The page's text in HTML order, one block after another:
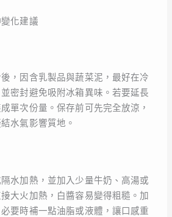
化建議
，因含乳製品與蔬菜泥，最好在冷
密封避免吸附冰箱異味。若要延長
單次份量。保存前可先完全放涼，
水氣影響質地。
水加熱，並加入少量牛奶、高湯或
大火加熱，白醬容易變得粗糙。加
要時補一點油脂或液體，讓口感重